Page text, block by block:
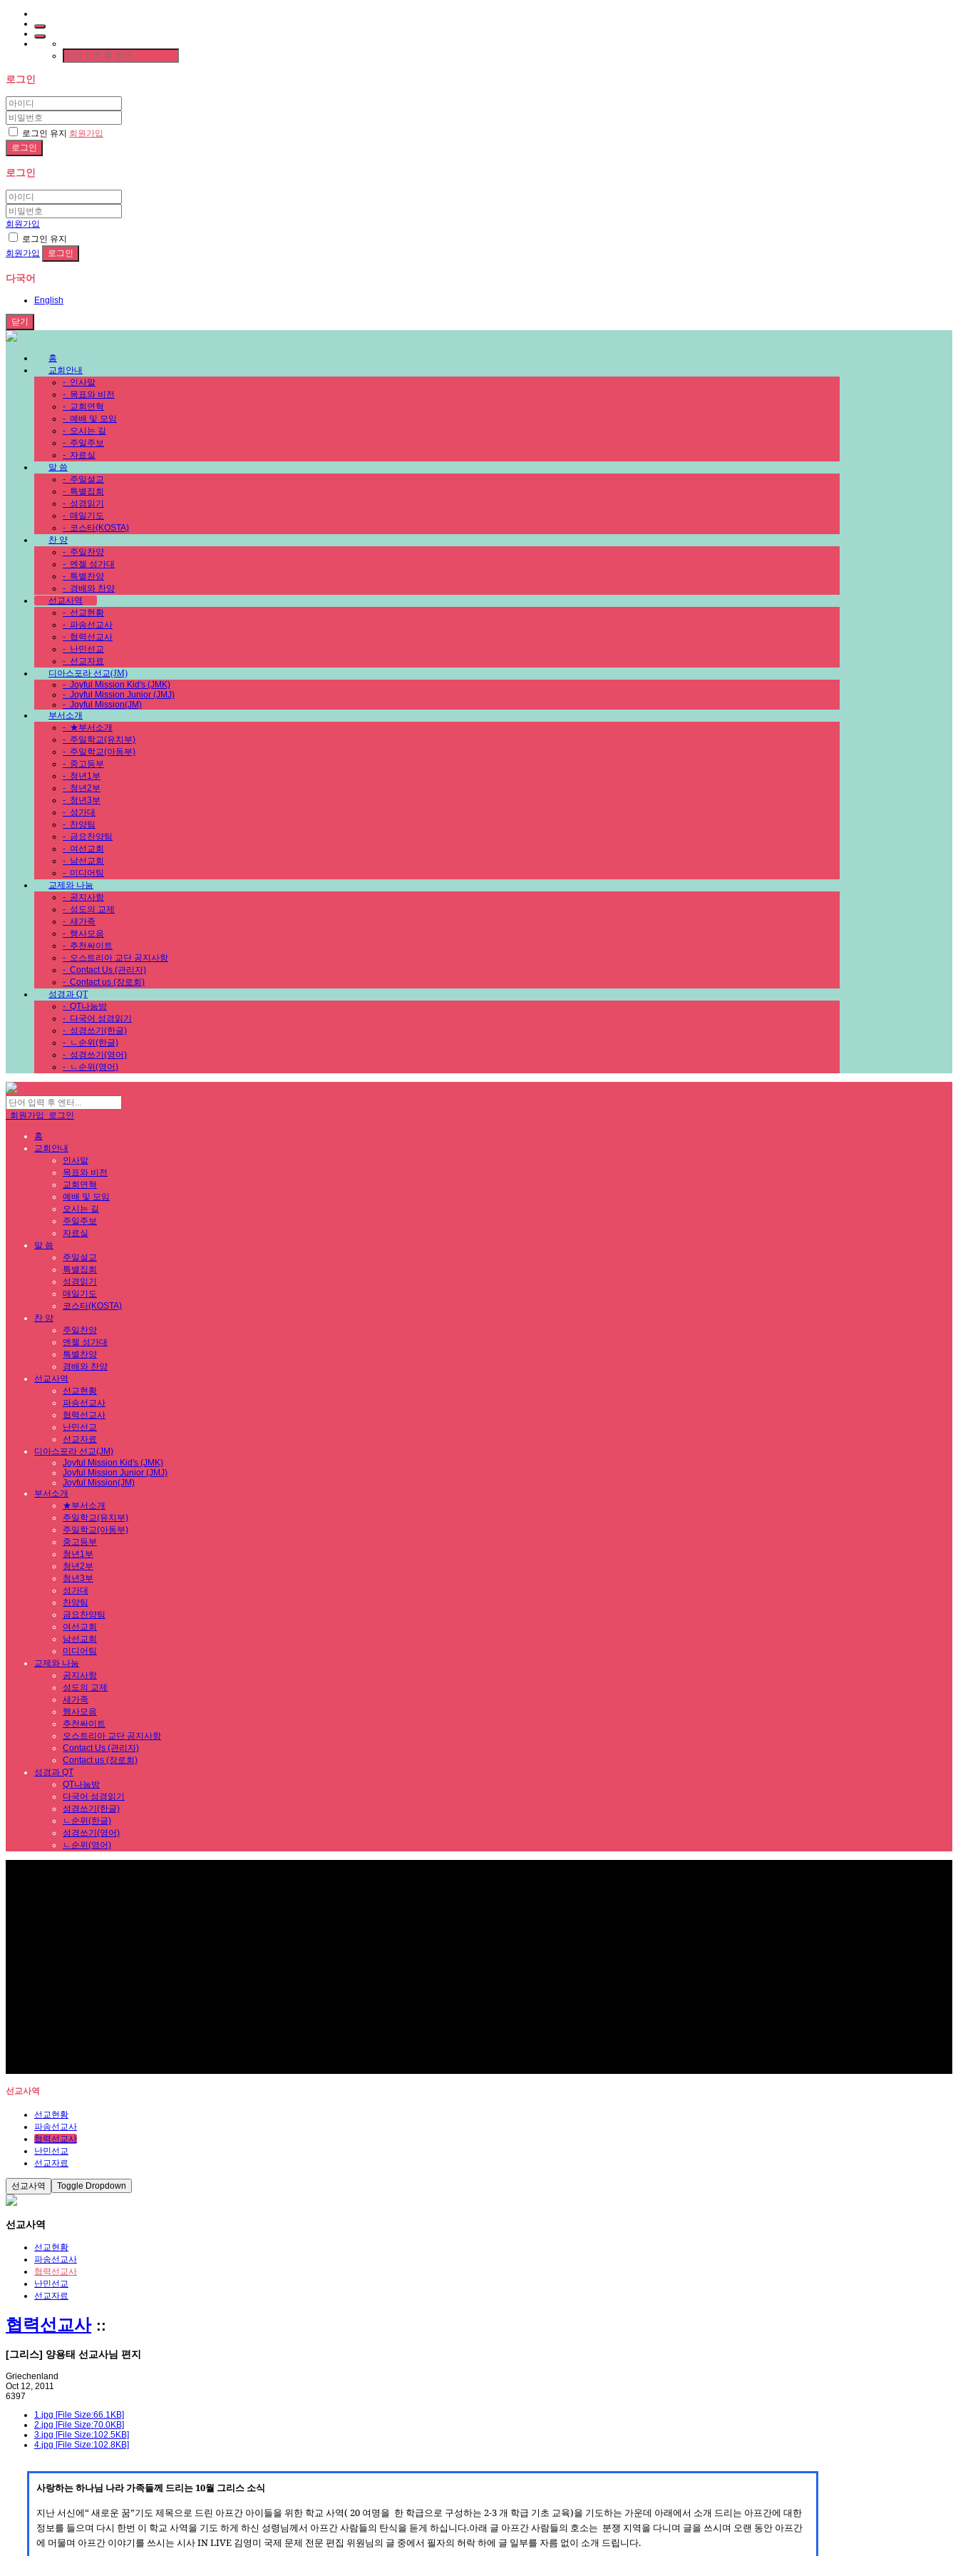
로그인
로그인 유지 회원가입
로그인
회원가입
로그인 유지
회원가입
다국어
English
닫기
홈
교회안내
- 인사말
- 목표와 비전
- 교회연혁
- 예배 및 모임
- 오시는 길
- 주일주보
- 자료실
말 씀
- 주일설교
- 특별집회
- 성경읽기
- 매일기도
- 코스타(KOSTA)
찬 양
- 주일찬양
- 엔젤 성가대
- 특별찬양
- 경배와 찬양
선교사역
- 선교현황
- 파송선교사
- 협력선교사
- 난민선교
- 선교자료
디아스포라 선교(JM)
- Joyful Mission Kid's (JMK)
- Joyful Mission Junior (JMJ)
- Joyful Mission(JM)
부서소개
- ★부서소개
- 주일학교(유치부)
- 주일학교(아동부)
- 중고등부
- 청년1부
- 청년2부
- 청년3부
- 성가대
- 찬양팀
- 금요찬양팀
- 여선교회
- 남선교회
- 미디어팀
교제와 나눔
- 공지사항
- 성도의 교제
- 새가족
- 행사모음
- 추천싸이트
- 오스트리아 교단 공지사항
- Contact Us (관리자)
- Contact us (장로회)
성경과 QT
- QT나눔방
- 다국어 성경읽기
- 성경쓰기(한글)
- ㄴ순위(한글)
- 성경쓰기(영어)
- ㄴ순위(영어)
회원가입 로그인
홈
교회안내
인사말
목표와 비전
교회연혁
예배 및 모임
오시는 길
주일주보
자료실
말 씀
주일설교
특별집회
성경읽기
매일기도
코스타(KOSTA)
찬 양
주일찬양
엔젤 성가대
특별찬양
경배와 찬양
선교사역
선교현황
파송선교사
협력선교사
난민선교
선교자료
디아스포라 선교(JM)
Joyful Mission Kid's (JMK)
Joyful Mission Junior (JMJ)
Joyful Mission(JM)
부서소개
★부서소개
주일학교(유치부)
주일학교(아동부)
중고등부
청년1부
청년2부
청년3부
성가대
찬양팀
금요찬양팀
여선교회
남선교회
미디어팀
교제와 나눔
공지사항
성도의 교제
새가족
행사모음
추천싸이트
오스트리아 교단 공지사항
Contact Us (관리자)
Contact us (장로회)
성경과 QT
QT나눔방
다국어 성경읽기
성경쓰기(한글)
ㄴ순위(한글)
성경쓰기(영어)
ㄴ순위(영어)
선교사역
선교현황
파송선교사
협력선교사
난민선교
선교자료
선교사역 Toggle Dropdown
선교사역
선교현황
파송선교사
협력선교사
난민선교
선교자료
협력선교사 ::
[그리스] 양용태 선교사님 편지
Griechenland
Oct 12, 2011
6397
1.jpg [File Size:66.1KB]
2.jpg [File Size:70.0KB]
3.jpg [File Size:102.5KB]
4.jpg [File Size:102.8KB]
사랑하는 하나님 나라 가족들께 드리는10월 그리스 소식
지난 서신에“ 새로운 꿈”기도 제목으로 드린 아프간 아이들을 위한 학교 사역( 20 여명을 한 학급으로 구성하는 2-3개 학급 기초 교육)을 기도하는 가운데 아래에서 소개 드리는 아프간에 대한
정보를 들으며 다시 한번 이 학교 사역을 기도 하게 하신 성령님께서 아프간 사람들의 탄식을 듣게 하십니다.아래 글 아프간 사람들의 호소는 분쟁 지역을 다니며 글을 쓰시며 오랜 동안 아프간
에 머물며 아프간 이야기를 쓰시는 시사IN LIVE 김영미 국제 문제 전문 편집 위원님의 글 중에서 필자의 허락 하에 글 일부를 자름 없이 소개 드립니다.